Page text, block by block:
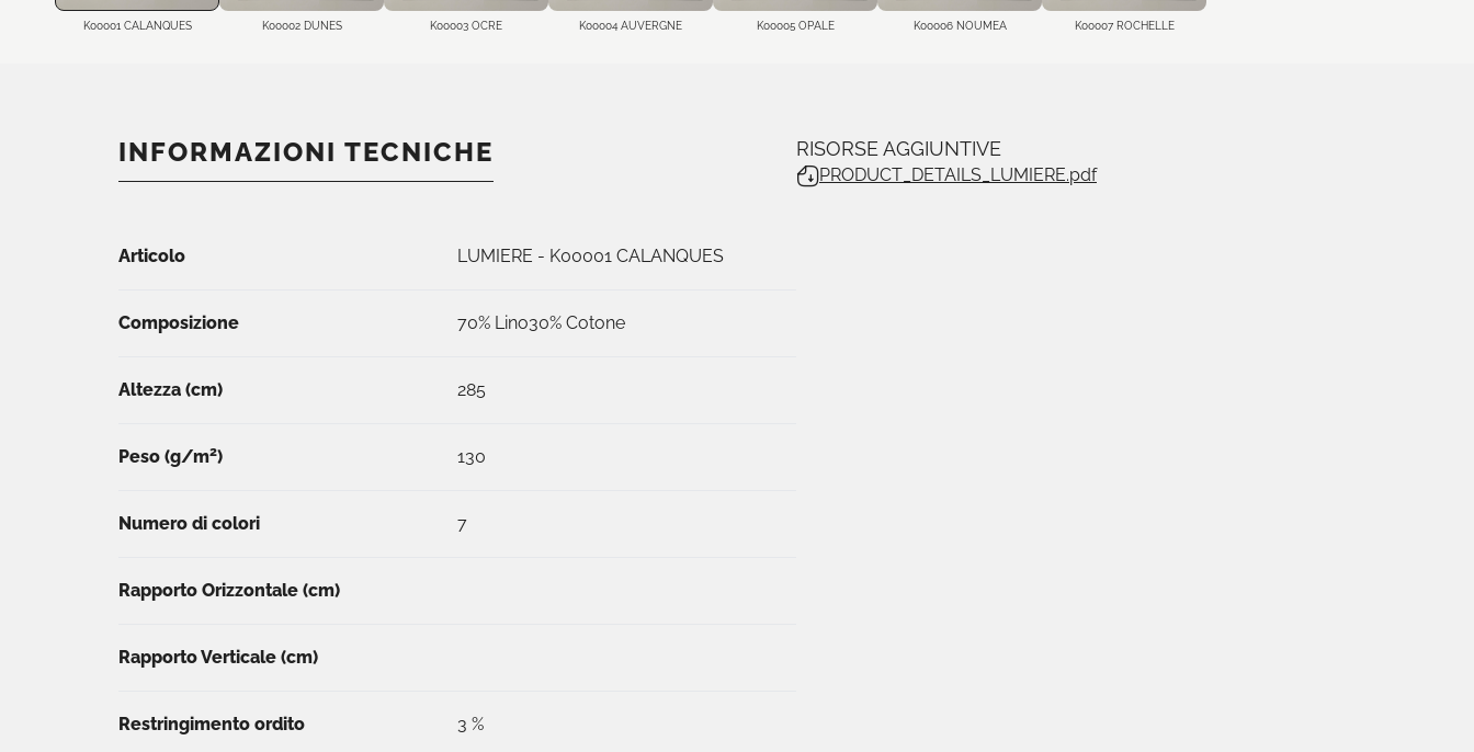
K00001 CALANQUES K00002 DUNES K00003 OCRE K00004 AUVERGNE K00005 OPALE K00006 NOUMEA K00007 ROCHELLE
INFORMAZIONI TECNICHE
Articolo LUMIERE - K00001 CALANQUES
Composizione 70% Lino30% Cotone
Altezza (cm) 285
Peso (g/m2) 130
Numero di colori 7
Rapporto Orizzontale (cm)
Rapporto Verticale (cm)
Restringimento ordito 3 %
RISORSE AGGIUNTIVE
PRODUCT_DETAILS_LUMIERE.pdf